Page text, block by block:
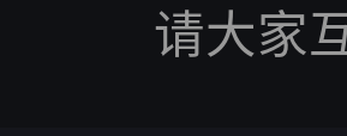
请大家互